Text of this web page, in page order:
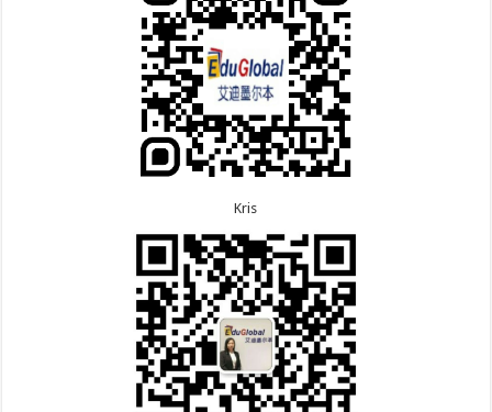
8.3恭喜黑龙江的刘女士864父母签证顺利下签！
8.3恭喜天津的陈同学和妈妈590+500学生签证顺利
7.7恭喜北京的王先生和孩子600旅游签证顺利下签，
Kris